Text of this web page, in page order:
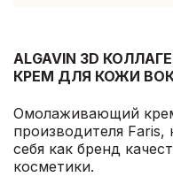
ALGAVIN 3D
КРЕМ ДЛЯ КОЖИ
Омолаживающий
производителя
себя как бренд
косметики.